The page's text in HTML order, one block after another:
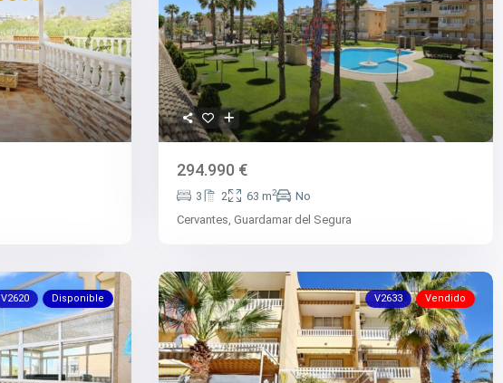
294.990 €
3 2 63 m2
No
Cervantes, Guardamar del Segura
V2620 Disponible V2633 Vendido